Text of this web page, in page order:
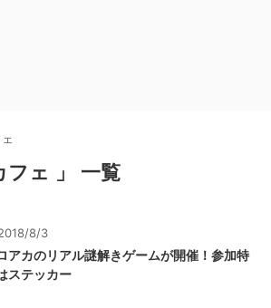
フェ 」 一覧
8/3
アカのリアル謎解きゲームが開催！参加特
ステッカー